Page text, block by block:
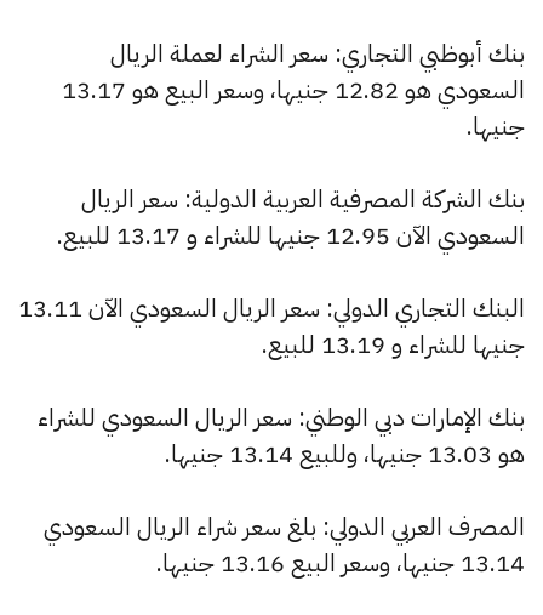
بنك أبوظبي التجاري: سعر الشراء لعملة الريال
السعودي هو 12.82 جنيها، وسعر البيع هو 13.17
جنيها.
بنك الشركة المصرفية العربية الدولية: سعر الريال
السعودي الآن 12.95 جنيها للشراء و 13.17 للبيع.
البنك التجاري الدولي: سعر الريال السعودي الآن 13.11
جنيها للشراء و 13.19 للبيع.
بنك الإمارات دبي الوطني: سعر الريال السعودي للشراء
هو 13.03 جنيها، وللبيع 13.14 جنيها.
المصرف العربي الدولي: بلغ سعر شراء الريال السعودي
13.14 جنيها، وسعر البيع 13.16 جنيها.